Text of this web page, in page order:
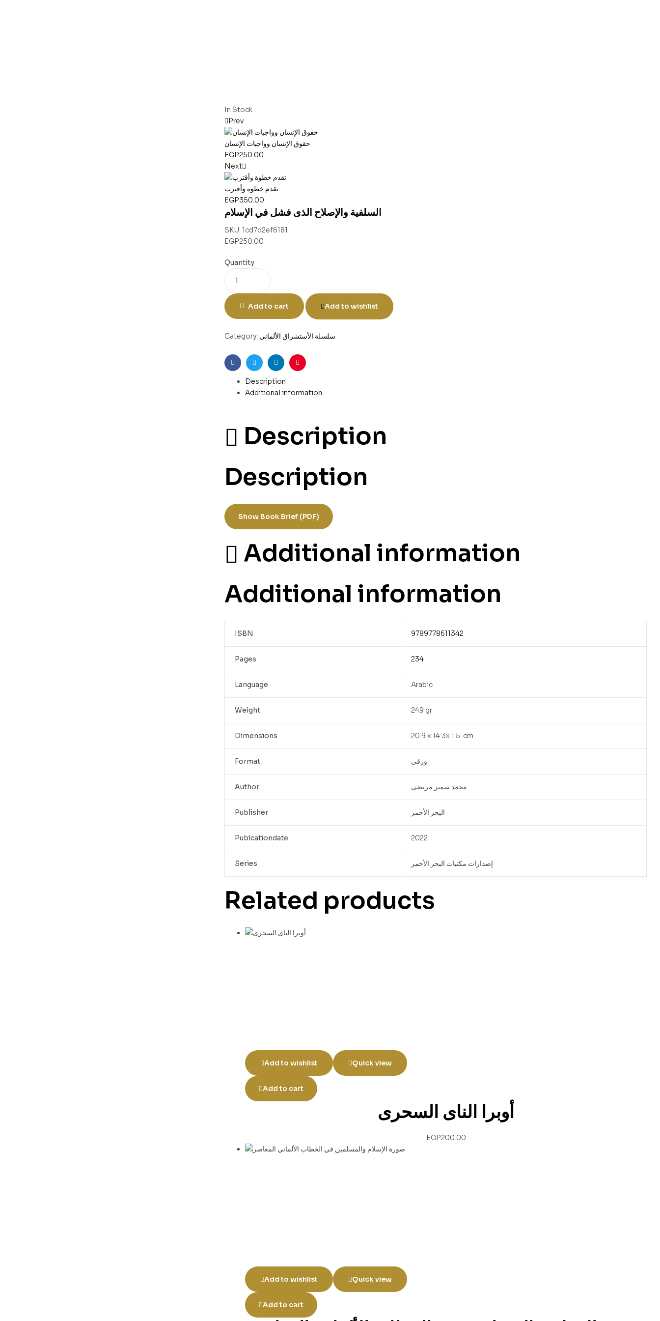
In Stock
Prev
حقوق الإنسان وواجبات الإنسان
EGP250.00
Next
تقدم خطوة وأقترب
EGP350.00
السلفية والإصلاح الذى فشل في الإسلام
SKU: 1cd7d2ef6181
EGP250.00
Quantity
Add to cart Add to wishlist
Category: سلسلة الأستشراق الألماني
FacebookTwitterLinkedinPinterest
Description
Additional information
Description
Description
Show Book Brief (PDF)
Additional information
Additional information
ISBN 9789778611342
Pages 234
Language Arabic
Weight 249 gr
Dimensions 20.9 x 14.3x 1.5 cm
Format ورقى
Author محمد سمير مرتضى
Publisher البحر الأحمر
Pubicationdate 2022
Series إصدارات مكتبات البحر الأحمر
Related products
Add to wishlist Quick view
Add to cart
أوبرا الناى السحرى
EGP200.00
Add to wishlist Quick view
Add to cart